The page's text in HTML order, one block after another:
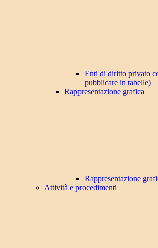
Enti di diritto privato
pubblicare in tabelle)
Rappresentazione grafica
Rappresentazione
Attività e procedimenti